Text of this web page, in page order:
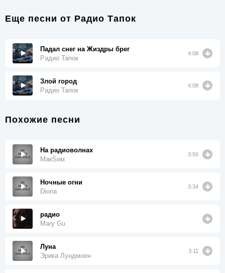
Еще песни от Радио Тапок
Падал снег на Жиздры брег
Радио Тапок
4:08
Злой город
Радио Тапок
4:08
Похожие песни
На радиоволнах
МакSим
3:50
Ночные огни
Diona
3:34
радио
Mary Gu
Луна
Эрика Лундмоен
3:11